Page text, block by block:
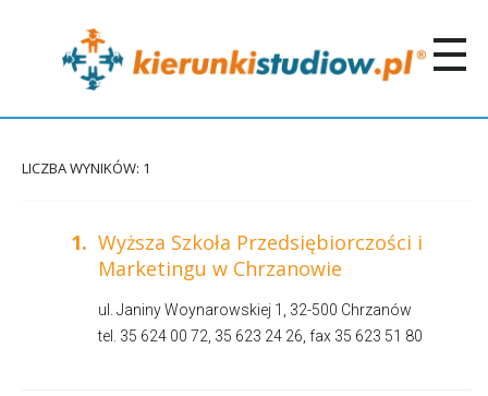
LICZBA WYNIKÓW: 1
1. Wyższa Szkoła Przedsiębiorczości i
Marketingu w Chrzanowie
ul. Janiny Woynarowskiej 1, 32-500 Chrzanów
tel. 35 624 00 72, 35 623 24 26, fax 35 623 51 80